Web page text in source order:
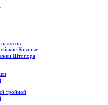
Кованые
Штопора
тройной